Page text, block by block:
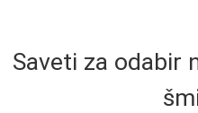
Saveti za odabir